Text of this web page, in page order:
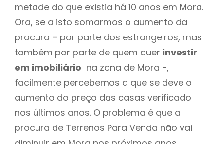
metade do que existia há 10 anos em Mora.
Ora, se a isto somarmos o aumento da
procura – por parte dos estrangeiros, mas
também por parte de quem quer investir
em imobiliário na zona de Mora -,
facilmente percebemos a que se deve o
aumento do preço das casas verificado
nos últimos anos. O problema é que a
procura de Terrenos Para Venda não vai